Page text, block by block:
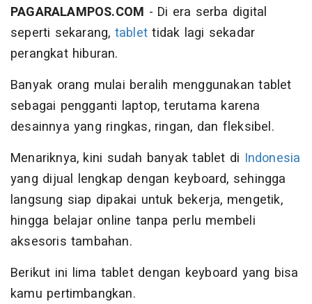
PAGARALAMPOS.COM - Di era serba digital
seperti sekarang, tablet tidak lagi sekadar
perangkat hiburan.
Banyak orang mulai beralih menggunakan tablet
sebagai pengganti laptop, terutama karena
desainnya yang ringkas, ringan, dan fleksibel.
Menariknya, kini sudah banyak tablet di Indonesia
yang dijual lengkap dengan keyboard, sehingga
langsung siap dipakai untuk bekerja, mengetik,
hingga belajar online tanpa perlu membeli
aksesoris tambahan.
Berikut ini lima tablet dengan keyboard yang bisa
kamu pertimbangkan.